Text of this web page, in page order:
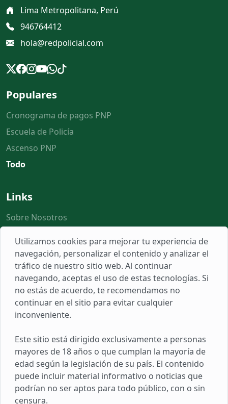
Lima Metropolitana, Perú
946764412
hola@redpolicial.com
Populares
Cronograma de pagos PNP
Escuela de Policía
Ascenso PNP
Todo
Links
Sobre Nosotros
Herramientas
Reclamos
Novedades
Suscríbete para recibir noticias, ofertas y mucho más.
Al suscribirte aceptas nuestrostérminos y condiciones
© 2023 Copyrights by
Utilizamos cookies para mejorar tu experiencia de
navegación, personalizar el contenido y analizar el
tráfico de nuestro sitio web. Al continuar
navegando, aceptas el uso de estas tecnologías. Si
no estás de acuerdo, te recomendamos no
continuar en el sitio para evitar cualquier
inconveniente.
Este sitio está dirigido exclusivamente a personas
mayores de 18 años o que cumplan la mayoría de
edad según la legislación de su país. El contenido
puede incluir material informativo o noticias que
podrían no ser aptos para todo público, con o sin
censura.